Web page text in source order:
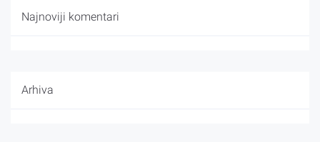
Najnoviji komentari
Arhiva